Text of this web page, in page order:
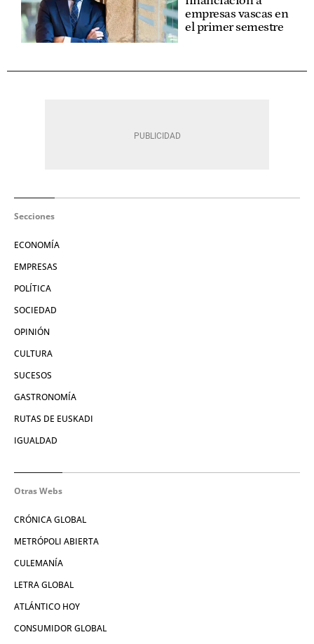
empresas vascas en
el primer semestre
Secciones
ECONOMÍA
EMPRESAS
POLÍTICA
SOCIEDAD
OPINIÓN
CULTURA
SUCESOS
GASTRONOMÍA
RUTAS DE EUSKADI
IGUALDAD
Otras Webs
CRÓNICA GLOBAL
METRÓPOLI ABIERTA
CULEMANÍA
LETRA GLOBAL
ATLÁNTICO HOY
CONSUMIDOR GLOBAL